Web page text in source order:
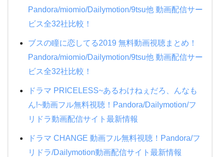
トモダチゲーム
ブラックボード~時代と戦った教師たち 1夜~3夜
時をかける少女
ATARU SP ニューヨークからの挑戦状!!
Pandora/miomio/Dailymotion/9tsu他 動画配信サー
ビス全32社比較！
ブスの瞳に恋してる2019 無料動画視聴まとめ！
Pandora/miomio/Dailymotion/9tsu他 動画配信サー
ビス全32社比較！
ドラマ PRICELESS~あるわけねぇだろ、んなも
ん!~動画フル無料視聴！Pandora/Dailymotion/フ
リドラ動画配信サイト最新情報
ドラマ CHANGE 動画フル無料視聴！Pandora/フ
リドラ/Dailymotion動画配信サイト最新情報